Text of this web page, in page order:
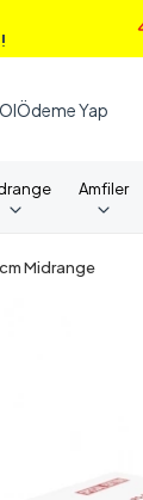
Ödeme Yap
Amfiler
Midrange